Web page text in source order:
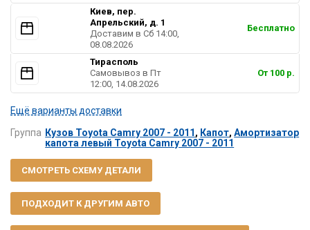
Киев, пер.
Апрельский, д. 1
Доставим в Cб 14:00,
08.08.2026
Бесплатно
Тирасполь
Самовывоз в Пт
12:00, 14.08.2026
От 100 р.
Ещё варианты доставки
Группа Кузов Toyota Camry 2007 - 2011, Капот,Амортизатор
капота левый Toyota Camry 2007 - 2011
СМОТРЕТЬ СХЕМУ ДЕТАЛИ
ПОДХОДИТ К ДРУГИМ АВТО